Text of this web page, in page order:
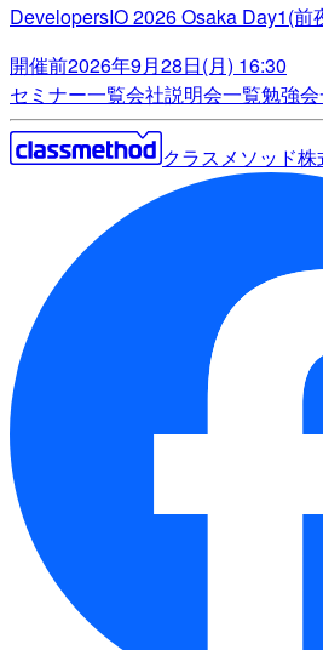
DevelopersIO 2026 Osaka Day1(前
開催前2026年9月28日(月) 16:30
セミナー一覧会社説明会一覧勉強
クラスメソッド株